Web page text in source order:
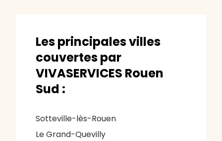
Les principales villes
couvertes par
VIVASERVICES Rouen
Sud :
Sotteville-lès-Rouen
Le Grand-Quevilly